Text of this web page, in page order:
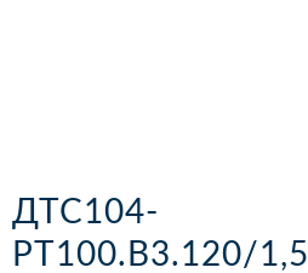
ДТС104-
РТ100.В3.120/1,5